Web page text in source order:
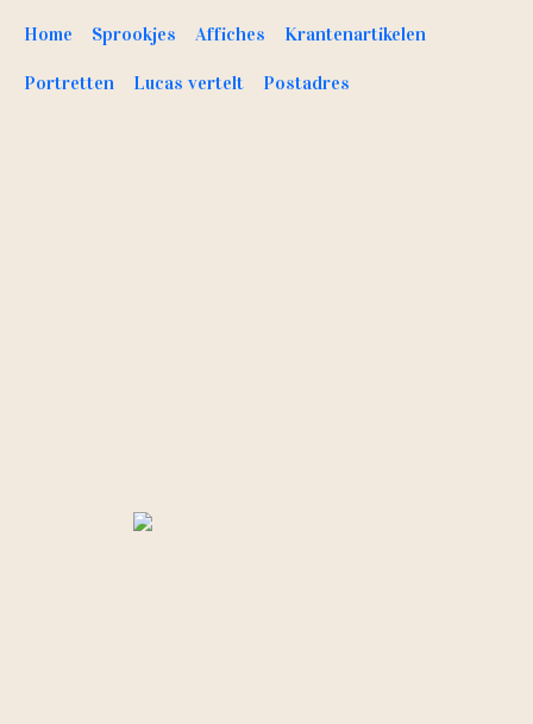
Home Sprookjes Affiches Krantenartikelen
Portretten Lucas vertelt Postadres